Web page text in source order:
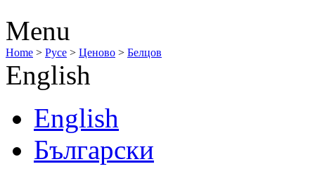
Menu
Home > Русе > Ценово > Белцов
English
English
Български